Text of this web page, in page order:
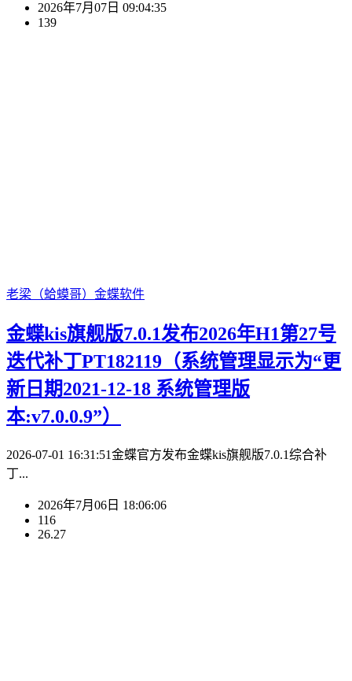
2026年7月07日 09:04:35
139
老梁（蛤蟆哥） 金蝶软件
金蝶kis旗舰版7.0.1发布2026年H1第27号
迭代补丁PT182119（系统管理显示为“更
新日期2021-12-18 系统管理版
本:v7.0.0.9”）
2026-07-01 16:31:51金蝶官方发布金蝶kis旗舰版7.0.1综合补
丁...
2026年7月06日 18:06:06
116
26.27